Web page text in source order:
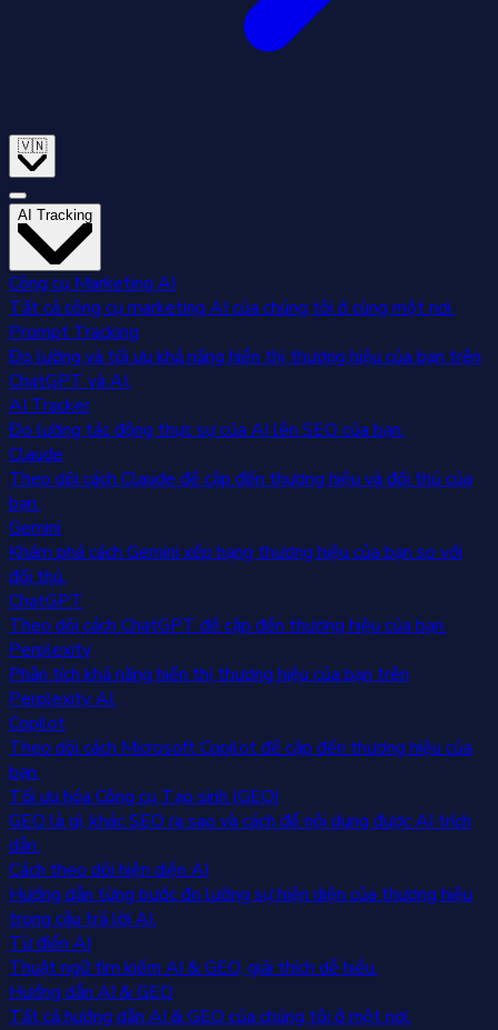
🇻🇳
AI Tracking
Công cụ Marketing AI
Tất cả công cụ marketing AI của chúng tôi ở cùng một nơi.
Prompt Tracking
Đo lường và tối ưu khả năng hiển thị thương hiệu của bạn trên
ChatGPT và AI.
AI Tracker
Đo lường tác động thực sự của AI lên SEO của bạn.
Claude
Theo dõi cách Claude đề cập đến thương hiệu và đối thủ của
bạn.
Gemini
Khám phá cách Gemini xếp hạng thương hiệu của bạn so với
đối thủ.
ChatGPT
Theo dõi cách ChatGPT đề cập đến thương hiệu của bạn.
Perplexity
Phân tích khả năng hiển thị thương hiệu của bạn trên
Perplexity AI.
Copilot
Theo dõi cách Microsoft Copilot đề cập đến thương hiệu của
bạn.
Tối ưu hóa Công cụ Tạo sinh (GEO)
GEO là gì, khác SEO ra sao và cách để nội dung được AI trích
dẫn.
Cách theo dõi hiện diện AI
Hướng dẫn từng bước đo lường sự hiện diện của thương hiệu
trong câu trả lời AI.
Từ điển AI
Thuật ngữ tìm kiếm AI & GEO, giải thích dễ hiểu.
Hướng dẫn AI & GEO
Tất cả hướng dẫn AI & GEO của chúng tôi ở một nơi.